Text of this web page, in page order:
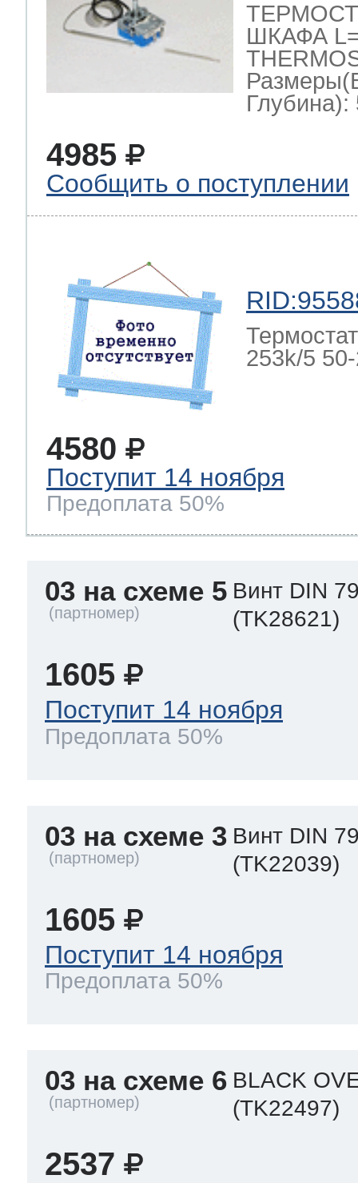
ШКАФА
Глубина):
4985
Сообщить о поступлении
253k/5
4580
Поступит 14 ноября
Предоплата 50%
03 на схеме 5 Винт DIN
(TK28621)
1605
Поступит 14 ноября
Предоплата 50%
03 на схеме 3 Винт DIN
(TK22039)
1605
Поступит 14 ноября
Предоплата 50%
03 на схеме 6 BLACK
(TK22497)
2537